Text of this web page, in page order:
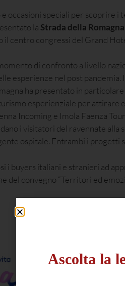
occasioni speciali per scoprire
la Strada della Romagna
il centro congressi del Grand
di confronto a livello
esperienze nel post
ha presentato in
esperienziale per
Incoming e Imola Faenza
i visitatori del ravennate
ospitale. Entrambi i
i buyers italiani e stranieri ad
del convegno “Territori ed
Ascolta la